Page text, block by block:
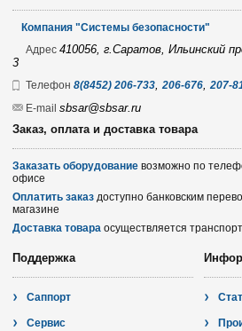
Компания "Системы безопасности"
Адрес 410056, г.Саратов, Ильинский
3
Телефон 8(8452) 206-733,206-676,207-
E-mail sbsar@sbsar.ru
Заказ, оплата и доставка товара
Заказать оборудование возможно по
офисе
Оплатить заказ доступно банковским
магазине
Доставка товара осуществляется
Поддержка
Саппорт
Сервис